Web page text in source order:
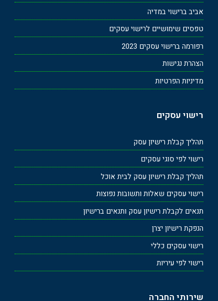
אביב ברישוי במדיה
טפסים שימושיים לרישוי עסקים
רפורמה ברישוי עסקים 2023
הצהרת נגישות
מדיניות הפרטיות
רישוי עסקים
תהליך קבלת רישיון עסק
רישוי לפי סוגי עסקים
תהליך קבלת רישיון עסק לבית אוכל
רישוי עסקים שאלות ותשובות נפוצות
תנאים לקבלת רישיון עסק ותנאים ברישיון
הנפקת רישיון יצרן
רישוי עסקים כללי
רישוי לפי עיריות
שירותי החברה